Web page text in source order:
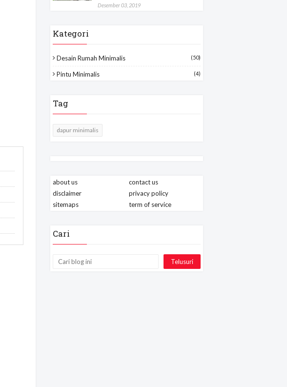
Desember 03, 2019
Kategori
Desain Rumah Minimalis (50)
Pintu Minimalis (4)
Tag
dapur minimalis
about us
contact us
disclaimer
privacy policy
sitemaps
term of service
Cari